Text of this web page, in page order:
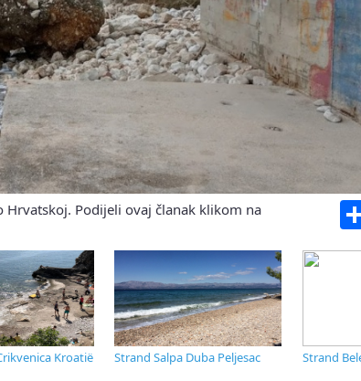
Hrvatskoj. Podijeli ovaj članak klikom na
Kroatië Strand Salpa Duba Peljesac Strand